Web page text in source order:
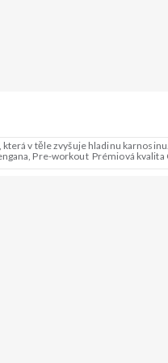
v těle zvyšuje hladinu
Pre-workout Prémiová